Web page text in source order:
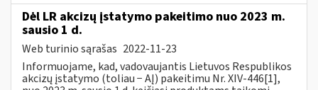
Dėl LR akcizų įstatymo pakeitimo nuo 2023 m.
sausio 1 d.
Web turinio sąrašas 2022-11-23
Informuojame, kad, vadovaujantis Lietuvos Respublikos
akcizų įstatymo (toliau − AĮ) pakeitimu Nr. XIV-446[1],